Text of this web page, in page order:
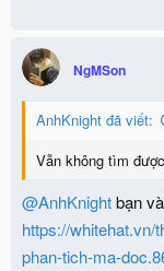
NgMSon
AnhKnight đã viết:
Vẫn không tìm
@AnhKnightbạn
https://
phan-tich-ma-